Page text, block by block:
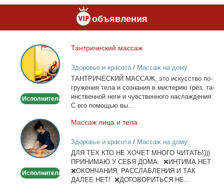
объявления
Тантрический
массаж
Исполнитель
Тан­три­че­ский мас­саж
Здоровье и красота/ Массаж на дому
ТАНТРИЧЕСКИЙ МАССАЖ, это ис­кус­ство по­
гру­же­ния те­ла и со­зна­ния в ми­сте­рию грёз, та­
ин­ствен­ной неги и чув­ствен­но­го на­сла­жде­ния.
С его по­мо­щью вы...
Массаж
лица
и
тела
Исполнитель
Мас­саж ли­ца и те­ла
Здоровье и красота/ Массаж на дому
ДЛЯ ТЕХ КТО НЕ ХОЧЕТ МНОГО ЧИТАТЬ!)))
ПРИНИМАЮ У СЕБЯ ДОМА. ❌ИНТИМА НЕТ
❌ОКОНЧАНИЯ, РАССЛАБЛЕНИЯ И ТАК
ДАЛЕЕ НЕТ! ❌ДОГОВОРИТЬСЯ НЕ...